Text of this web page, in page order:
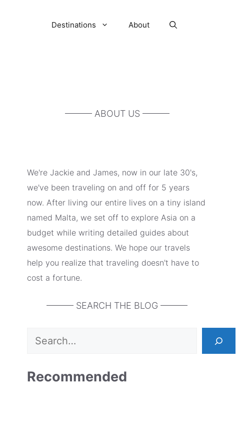
Destinations About
——— ABOUT US ———
We're Jackie and James, now in our late 30's,
we've been traveling on and off for 5 years
now. After living our entire lives on a tiny island
named Malta, we set off to explore Asia on a
budget while writing detailed guides about
awesome destinations. We hope our travels
help you realize that traveling doesn't have to
cost a fortune.
——— SEARCH THE BLOG ———
Search
Recommended